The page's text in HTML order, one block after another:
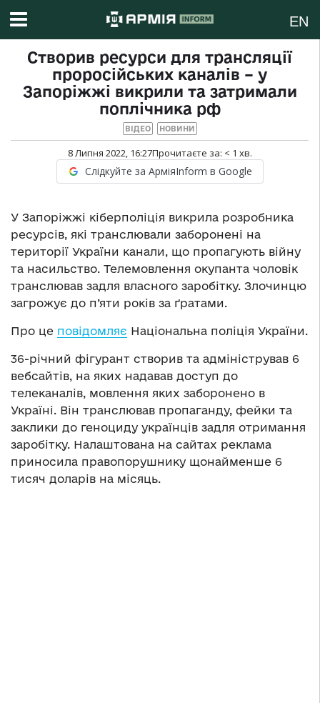
EN
Створив ресурси для трансляції
проросійських каналів – у
Запоріжжі викрили та затримали
поплічника рф
ВІДЕО НОВИНИ
8 Липня 2022, 16:27Прочитаєте за: < 1 хв.
Слідкуйте за АрміяInform в Google
У Запоріжжі кіберполіція викрила розробника
ресурсів, які транслювали заборонені на
території України канали, що пропагують війну
та насильство. Телемовлення окупанта чоловік
транслював задля власного заробітку. Злочинцю
загрожує до п’яти років за ґратами.
Про це повідомляє Національна поліція України.
36-річний фігурант створив та адміністрував 6
вебсайтів, на яких надавав доступ до
телеканалів, мовлення яких заборонено в
Україні. Він транслював пропаганду, фейки та
заклики до геноциду українців задля отримання
заробітку. Налаштована на сайтах реклама
приносила правопорушнику щонайменше 6
тисяч доларів на місяць.